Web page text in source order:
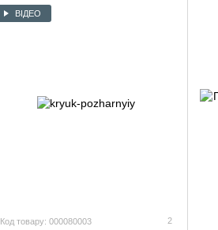
ВІДЕО
Код товару: 000080003 2